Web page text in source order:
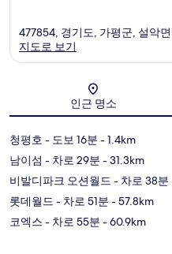
477854, 경기도, 가평군, 설악
지도로 보기
인근 명소
청평호 - 도보 16분 - 1.4km
남이섬 - 차로 29분 - 31.3km
비발디파크 오션월드 - 차로 38분
롯데월드 - 차로 51분 - 57.8km
코엑스 - 차로 55분 - 60.9km